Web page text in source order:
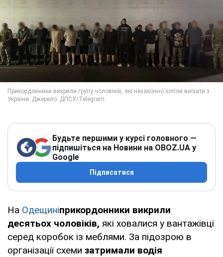
Будьте першими у курсі головного —
підпишіться на Новини на OBOZ.UA у
Google
Підписатися
На Одещиніприкордонники викрили
десятьох чоловіків, які ховалися у вантажівці
серед коробок із меблями. За підозрою в
організації схеми затримали водія